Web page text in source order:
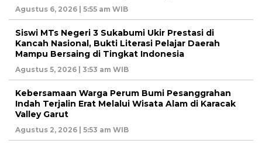
Agustus 6, 2026 | 5:55 am WIB
Siswi MTs Negeri 3 Sukabumi Ukir Prestasi di
Kancah Nasional, Bukti Literasi Pelajar Daerah
Mampu Bersaing di Tingkat Indonesia
Agustus 5, 2026 | 3:53 am WIB
Kebersamaan Warga Perum Bumi Pesanggrahan
Indah Terjalin Erat Melalui Wisata Alam di Karacak
Valley Garut
Agustus 2, 2026 | 5:53 am WIB